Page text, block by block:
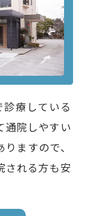
療している
通院しやすい
ますので、
される方も安